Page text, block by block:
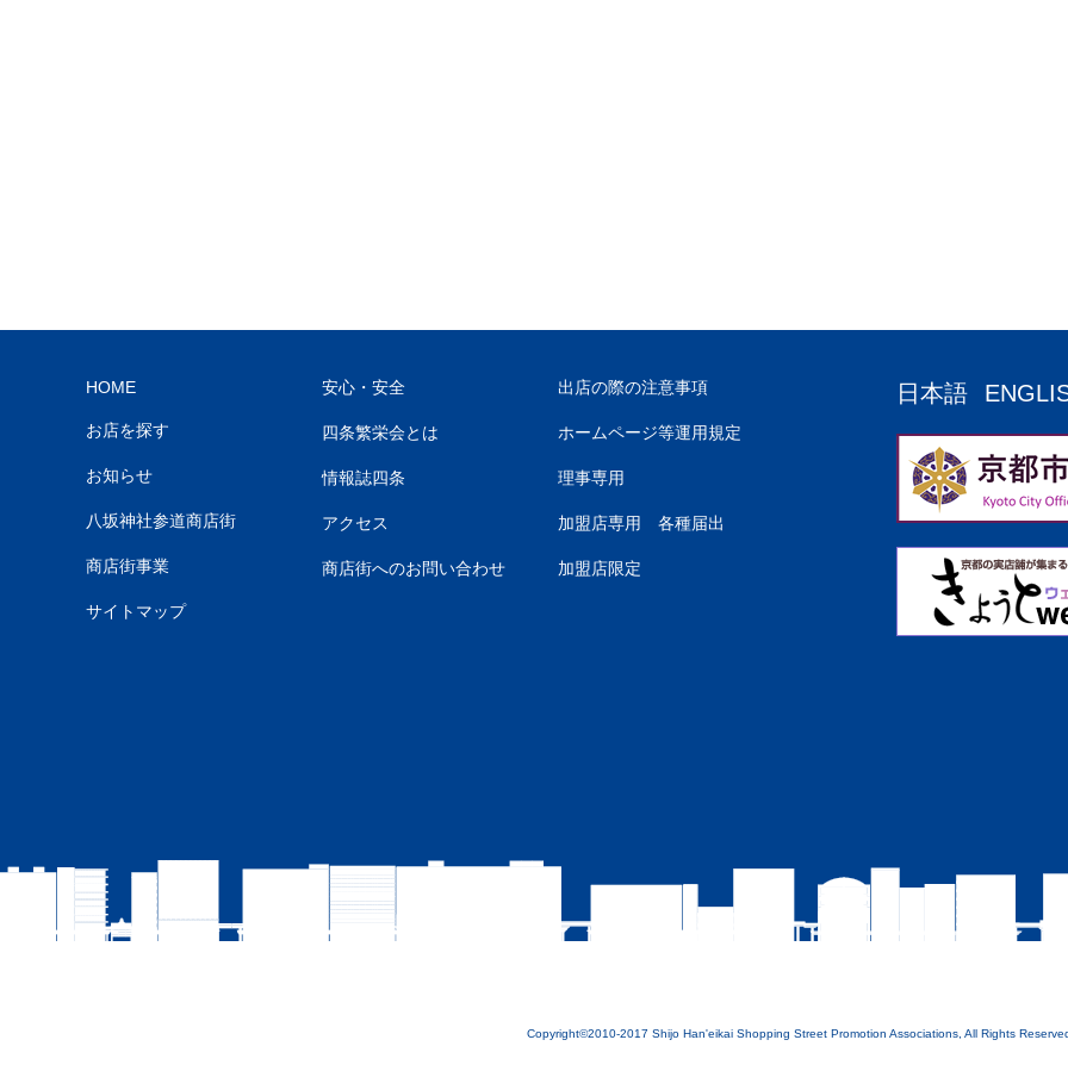
HOME
お店を探す
お知らせ
八坂神社参道商店街
商店街事業
サイトマップ
安心・安全
四条繁栄会とは
情報誌四条
アクセス
商店街へのお問い合わせ
出店の際の注意事項
ホームページ等運用規定
理事専用
加盟店専用 各種届出
加盟店限定
日本語
Copyright©2010-2017 Shijo Han'eikai Shopping Street Promotion Associations, All Rights